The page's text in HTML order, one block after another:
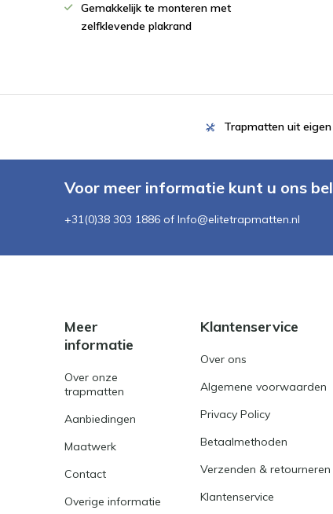
Gemakkelijk te monteren met
zelfklevende plakrand
Trapmatten uit
Voor meer informatie kunt u ons
+31(0)38 303 1886 of Info@elitetrapmatten.nl
Meer
informatie
Over onze
trapmatten
Aanbiedingen
Maatwerk
Contact
Overige informatie
Klantenservice
Over ons
Algemene voorwaarden
Privacy Policy
Betaalmethoden
Verzenden & retourneren
Klantenservice